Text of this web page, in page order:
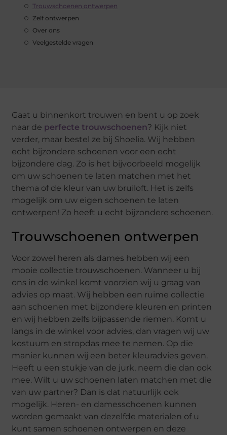
Trouwschoenen ontwerpen
Zelf ontwerpen
Over ons
Veelgestelde vragen
Gaat u binnenkort trouwen en bent u op zoek
naar de perfecte trouwschoenen? Kijk niet
verder, maar bestel ze bij Shoelia. Wij hebben
echt bijzondere schoenen voor een echt
bijzondere dag. Zo is het bijvoorbeeld mogelijk
om uw schoenen te laten matchen met het
thema of de kleur van uw bruiloft. Het is zelfs
mogelijk om uw eigen schoenen te laten
ontwerpen! Zo heeft u echt bijzondere schoenen.
Trouwschoenen ontwerpen
Voor zowel heren als dames hebben wij een
mooie collectie trouwschoenen. Wanneer u bij
ons in de winkel komt voorzien wij u graag van
advies op maat. Wij hebben een ruime collectie
aan schoenen met bijzondere kleuren en printen
en wij hebben zelfs bijpassende riemen. Komt u
langs in de winkel voor advies, dan vragen wij uw
kostuum en stropdas mee te nemen. Op die
manier kunnen wij een beter kleuradvies geven.
Heeft u een stukje van de jurk, neem die dan ook
mee. Wilt u uw schoenen laten matchen met die
van uw partner? Dan is dat natuurlijk ook
mogelijk. Heren- en damesschoenen kunnen
worden gemaakt van dezelfde materialen of u
kunt samen schoenen ontwerpen en deze